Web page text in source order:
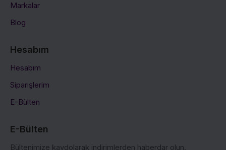
Markalar
Blog
Hesabım
Hesabım
Siparişlerim
E-Bülten
E-Bülten
Bültenimize kaydolarak indirimlerden haberdar olun.